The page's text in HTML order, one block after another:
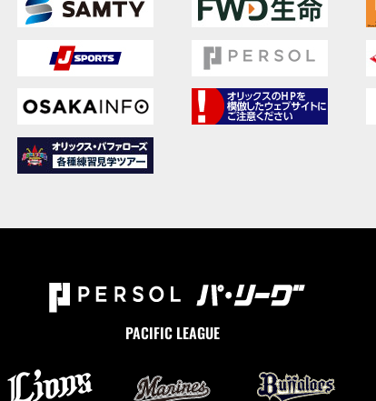
PACIFIC LEAGUE